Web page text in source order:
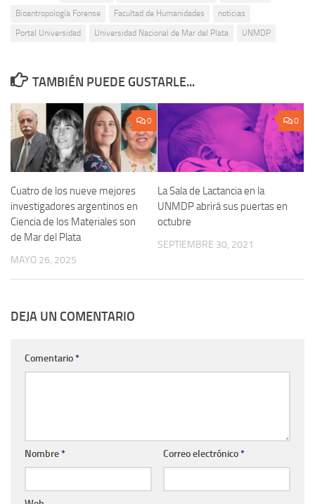
Bioantropología Forense
Facultad de Humanidades
noticias
Portal Universidad
Universidad Nacional de Mar del Plata UNMDP
TAMBIÉN PUEDE GUSTARLE...
0
Cuatro de los nueve mejores
investigadores argentinos en
Ciencia de los Materiales son
de Mar del Plata
MAYO 26, 2025
0
La Sala de Lactancia en la
UNMDP abrirá sus puertas en
octubre
SEPTIEMBRE 30, 2021
DEJA UN COMENTARIO
Comentario*
Nombre* Correo electrónico*